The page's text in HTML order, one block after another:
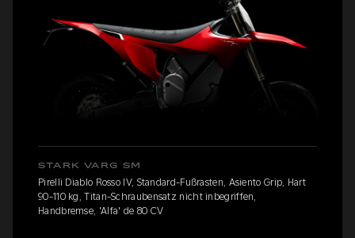
STARK VARG SM
Pirelli Diablo Rosso IV, Standard-Fußrasten, Asiento Grip, Hart
90-110 kg, Titan-Schraubensatz nicht inbegriffen,
Handbremse, 'Alfa' de 80 CV